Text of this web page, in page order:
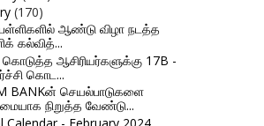
(170)
பள்ளிகளில் ஆண்டு விழா நடத்த
கல்வித்...
ஆசிரியர்களுக்கு 17B -
கொட...
BANKன் செயல்பாடுகளை
நிறுத்த வேண்டு...
Calendar - February 2024